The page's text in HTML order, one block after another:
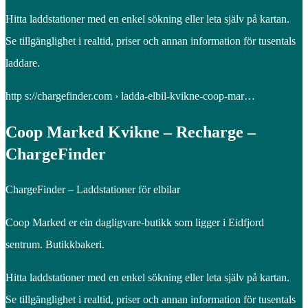
Hitta laddstationer med en enkel sökning eller leta själv på kartan.
Se tillgänglighet i realtid, priser och annan information för tusentals
laddare.
http s://chargefinder.com › ladda-elbil-kvikne-coop-mar…
Coop Marked Kvikne – Recharge –
ChargeFinder
ChargeFinder – Laddstationer för elbilar
Coop Marked er ein dagligvare-butikk som ligger i Eidfjord
sentrum. Butikkbakeri.
Hitta laddstationer med en enkel sökning eller leta själv på kartan.
Se tillgänglighet i realtid, priser och annan information för tusentals